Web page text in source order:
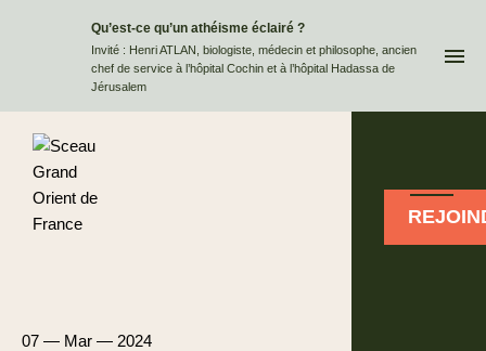
Qu’est-ce qu’un athéisme éclairé ?
Invité : Henri ATLAN, biologiste, médecin et philosophe, ancien
chef de service à l’hôpital Cochin et à l’hôpital Hadassa de
Jérusalem
07 — Mar — 2024